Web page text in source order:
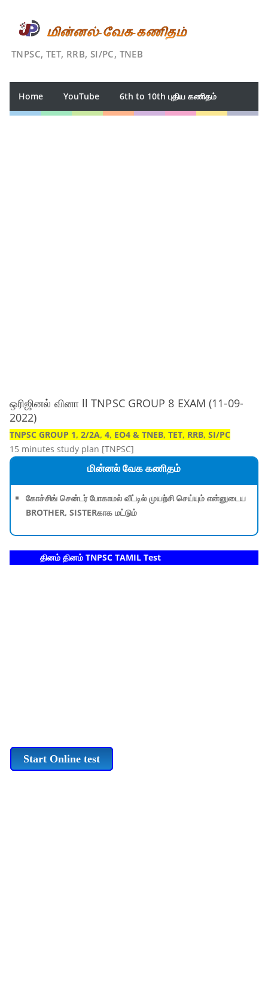
TNPSC, TET, RRB, SI/PC, TNEB
Home YouTube 6th to 10th புதிய கணிதம்
ஒரிஜினல் வினா ll TNPSC GROUP 8 EXAM (11-09-
2022)
TNPSC GROUP 1, 2/2A, 4, EO4 & TNEB, TET, RRB, SI/PC
15 minutes study plan [TNPSC]
மின்னல் வேக கணிதம்
கோச்சிங் சென்டர் போகாமல் வீட்டில் முயற்சி செய்யும் என்னுடைய
BROTHER, SISTERகாக மட்டும்
தினம் தினம் TNPSC TAMIL Test
Start Online test